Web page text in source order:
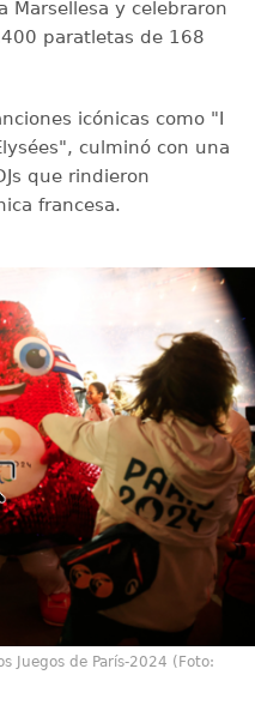
Marsellesa y celebraron
paratletas de 168
icónicas como "I
culminó con una
que rindieron
francesa.
Juegos de París-2024 (Foto: